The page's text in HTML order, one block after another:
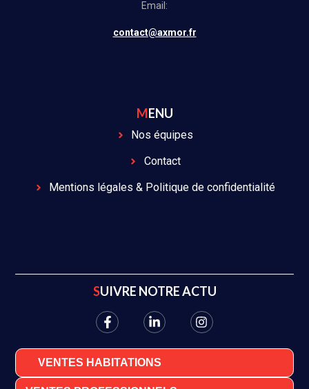
Email:
contact@axmor.fr
MENU
Nos équipes
Contact
Mentions légales & Politique de confidentialité
SUIVRE NOTRE ACTU
VENTES HABITATIONS